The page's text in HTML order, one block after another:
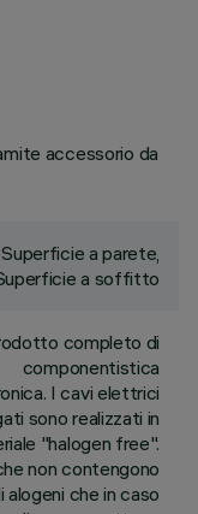
accessorio da
Superficie a parete,
a soffitto
completo di
componentistica
I cavi elettrici
sono realizzati in
"halogen free".
non contengono
alogeni che in caso